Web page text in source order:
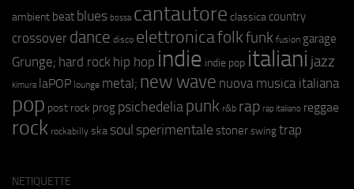
ambient beat blues bossa cantautore classica country
crossover dance disco elettronicafolkfunk fusion garage
Grunge; hard rock hip hop indie indie pop italiani jazz
kimura laPOP lounge metal; new wave nuova musica italiana
pop post rock prog psichedeliapunk r&b rap rap italiano reggae
rock rockabilly ska soul sperimentale stoner swing trap
NETIQUETTE